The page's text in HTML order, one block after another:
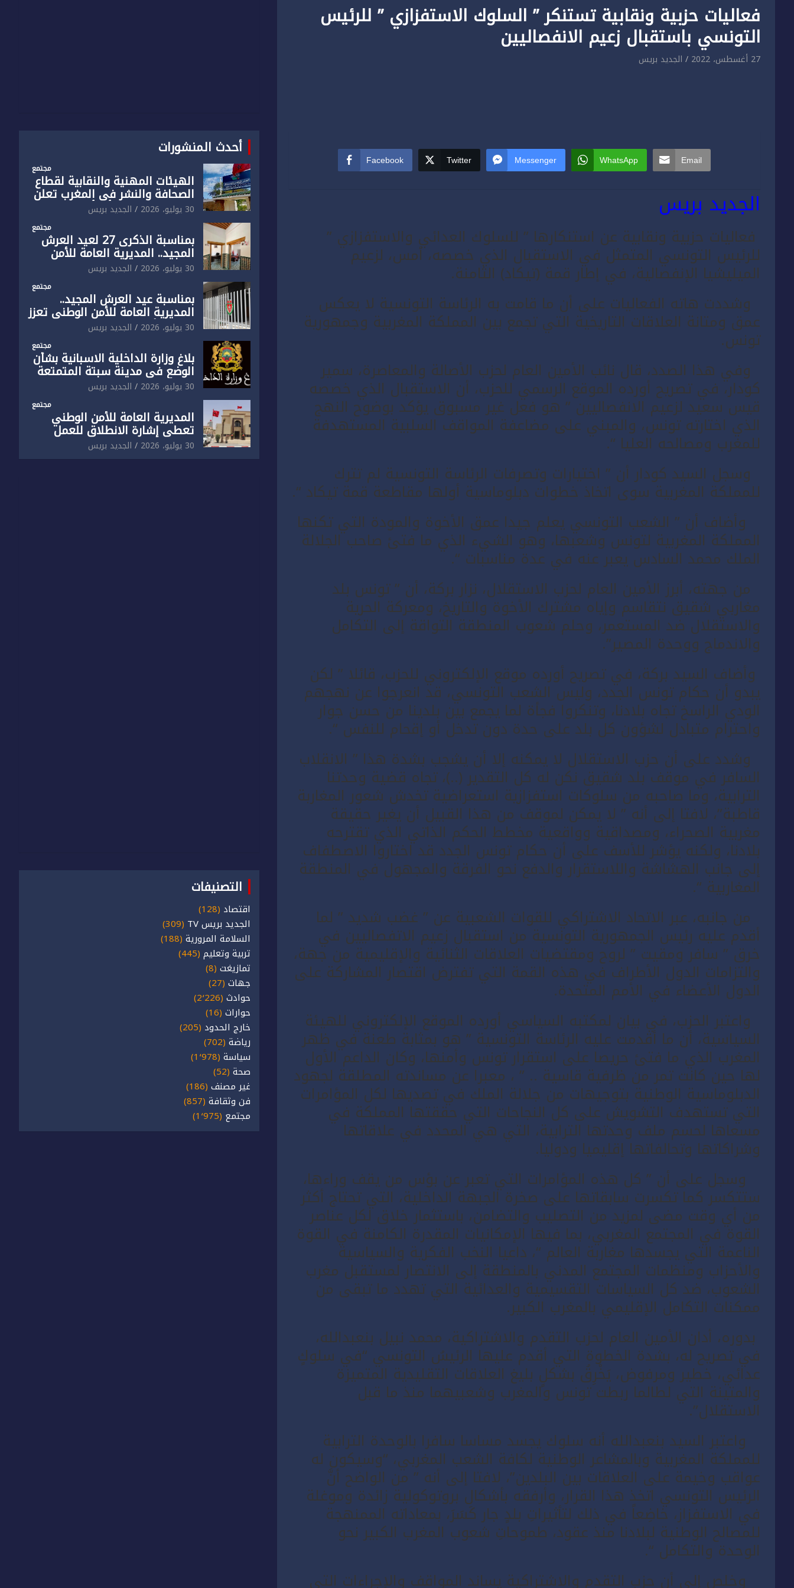
فعاليات حزبية ونقابية تستنكر ” السلوك الاستفزازي ” للرئيس
التونسي باستقبال زعيم الانفصاليين
27 أغسطس، 2022 الجديد بريس
Facebook Twitter Messenger WhatsApp Email
الجديد بريس
فعاليات حزبية ونقابية عن استنكارها ” للسلوك العدائي والاستفزازي ”
للرئيس التونسي المتمثل في الاستقبال الذي خصصه، أمس، لزعيم
الميليشيا الإنفصالية، في إطار قمة (تيكاد) الثامنة.
وشددت هاته الفعاليات على أن ما قامت به الرئاسة التونسية لا يعكس
عمق ومتانة العلاقات التاريخية التي تجمع بين المملكة المغربية وجمهورية
تونس.
وفي هذا الصدد، قال نائب الأمين العام لحزب الأصالة والمعاصرة، سمير
كودار، في تصريح أورده الموقع الرسمي للحزب، أن الاستقبال الذي خصصه
قيس سعيد لزعيم الانفصاليين ” هو فعل غير مسبوق يؤكد بوضوح النهج
الذي اختارته تونس، والمبني على مضاعفة المواقف السلبية المستهدفة
للمغرب ومصالحه العليا “.
وسجل السيد كودار أن ” اختيارات وتصرفات الرئاسة التونسية لم تترك
للمملكة المغربية سوى اتخاذ خطوات دبلوماسية أولها مقاطعة قمة تيكاد “.
وأضاف أن ” الشعب التونسي يعلم جيدا عمق الأخوة والمودة التي تكنها
المملكة المغربية لتونس وشعبها، وهو الشيء الذي ما فتئ صاحب الجلالة
الملك محمد السادس يعبر عنه في عدة مناسبات “.
من جهته، أبرز الأمين العام لحزب الاستقلال، نزار بركة، أن ” تونس بلد
مغاربي شقيق نتقاسم وإياه مشترك الأخوة والتاريخ، ومعركة الحرية
والاستقلال ضد المستعمر، وحلم شعوب المنطقة التواقة إلى التكامل
والاندماج ووحدة المصير”.
وأضاف السيد بركة، في تصريح أورده موقع الإلكتروني للحزب، قائلا ” لكن
يبدو أن حكام تونس الجدد، وليس الشعب التونسي، قد انعرجوا عن نهجهم
الودي الراسخ تجاه بلادنا، وتنكروا فجأة لما يجمع بين بلدينا من حسن جوار
واحترام متبادل لشؤون كل بلد على حدة دون تدخل أو إقحام للنفس “.
وشدد على أن حزب الاستقلال لا يمكنه إلا أن يشجب بشدة هذا ” الانقلاب
السافر في موقف بلد شقيق نكن له كل التقدير (..)، تجاه قضية وحدتنا
الترابية، وما صاحبه من سلوكات استفزازية استعراضية تخدش شعور المغاربة
قاطبة”، لافتا إلى أنه ” لا يمكن لموقف من هذا القبيل أن يغير حقيقة
مغربية الصحراء، ومصداقية وواقعية مخطط الحكم الذاتي الذي تقترحه
بلادنا، ولكنه يؤشر للأسف على أن حكام تونس الجدد قد اختاروا الاصطفاف
إلى جانب الهشاشة واللاستقرار والدفع نحو الفرقة والمجهول في المنطقة
المغاربية “.
من جانبه، عبر الاتحاد الاشتراكي للقوات الشعبية عن ” غضب شديد ” لما
أقدم عليه رئيس الجمهورية التونسية من استقبال زعيم الاتفصاليين في
خرق ” سافر ومقيت ” لروح ومقتضيات العلاقات الثنائية والإقليمية من جهة،
والتزامات الدول الأطراف في هذه القمة التي تفترض اقتصار المشاركة على
الدول الأعضاء في الأمم المتحدة.
واعتبر الحزب، في بيان لمكتبه السياسي أورده الموقع الإلكتروني للهيئة
السياسية، أن ما أقدمت عليه الرئاسة التونسية ” هو بمثابة طعنة في ظهر
المغرب الذي ما فتئ حريصا على استقرار تونس وأمنها، وكان الداعم الأول
لها حين كانت تمر من ظرفية قاسية .. ” ، معبرا عن مساندته المطلقة لجهود
الدبلوماسية الوطنية بتوجيهات من جلالة الملك في تصديها لكل المؤامرات
التي تستهدف التشويش على كل النجاحات التي حققتها المملكة في
مسعاها لحسم ملف وحدتها الترابية، التي هي المحدد في علاقاتها
وشراكاتها وتحالفاتها إقليميا ودوليا.
وسجل على أن ” كل هذه المؤامرات التي تعبر عن بؤس من يقف وراءها،
ستتكسر كما تكسرت سابقاتها على صخرة الجبهة الداخلية، التي تحتاج أكثر
من أي وقت مضى لمزيد من التصليب والتضامن، باستثمار خلاق لكل عناصر
القوة في المجتمع المغربي، بما فيها الإمكانيات المقدرة الكامنة في القوة
الناعمة التي يجسدها مغاربة العالم “، داعيا النخب الفكرية والسياسية
والأحزاب ومنظمات المجتمع المدني بالمنطقة إلى الانتصار لمستقبل مغرب
الشعوب، ضد كل السياسات التقسيمية والعدائية التي تهدد ما تبقى من
ممكنات التكامل الإقليمي بالمغرب الكبير.
بدوره، أدان الأمين العام لحزب التقدم والاشتراكية، محمد نبيل بنعبدالله،
في تصريح له، بشدة الخطوة التي أقدم عليها الرئيسُ التونسي “في سلوكٍ
عدائي، خطير ومرفوض، يَخْرِقُ بشكلٍ بليغ العلاقات التقليدية المتميزة
والمتينة التي لطالما ربطت تونس والمغرب وشعبيهما منذ ما قبل
الاستقلال”.
واعتبر السيد بنعبدالله أنه سلوك يجسد مساسا سافرا بالوحدة الترابية
للمملكة المغربية وبالمشاعر الوطنية لكافة الشعب المغربي، “وسيكون له
عواقب وخيمة على العلاقات بين البلدين”، لافتا إلى أنه ” من الواضح أنَّ
الرئيس التونسي اتخذ هذا القرار، وأرفقه بأشكال بروتوكولية زائدة وموغلة
في الاستفزاز، خاضِعاً في ذلك لتأثيراتِ بلدٍ جار كَسَرَ، بمعاداته الممنهجة
للمصالح الوطنية لبلادنا منذ عقود، طموحاتِ شعوب المغرب الكبير نحو
الوحدة والتكامل “.
وخلص إلى أن حزب التقدم والاشتراكية يساند المواقف والإجراءات التي
أحدث المنشورات
مجتمع
الهيئات المهنية والنقابية لقطاع
الصحافة والنشر في المغرب تعلن
رفضها القاطع لـ”أي أجندة انتخابية
مُعدة على مقاس سياسي
ومصلحي ضيق”
30 يوليو، 2026 الجديد بريس
مجتمع
بمناسبة الذكرى 27 لعيد العرش
المجيد.. المديرية العامة للأمن
الوطني تفتتح المقر الجديد لفرقة
الشرطة السياحية بفاس
30 يوليو، 2026 الجديد بريس
مجتمع
بمناسبة عيد العرش المجيد..
المديرية العامة للأمن الوطني تعزز
البنية الأمنية بالناظور بإحداث
فرقتين جديدتين
30 يوليو، 2026 الجديد بريس
مجتمع
بلاغ وزارة الداخلية الاسبانية بشأن
الوضع في مدينة سبتة المتمتعة
بالحكم الذاتي
30 يوليو، 2026 الجديد بريس
مجتمع
المديرية العامة للأمن الوطني
تعطي إشارة الانطلاق للعمل
بالمقر الجديد للدائرة الثالثة
للشرطة بولاية أمن العيون
30 يوليو، 2026 الجديد بريس
التصنيفات
اقتصاد (128)
الجديد بريس TV
(309)
السلامة المرورية (188)
تربية وتعليم (445)
تمازيغت (8)
جهات (27)
حوادث (2٬226)
حوارات (16)
خارج الحدود (205)
رياضة (702)
سياسة (1٬978)
صحة (52)
غير مصنف (186)
فن وثقافة (857)
مجتمع (1٬975)